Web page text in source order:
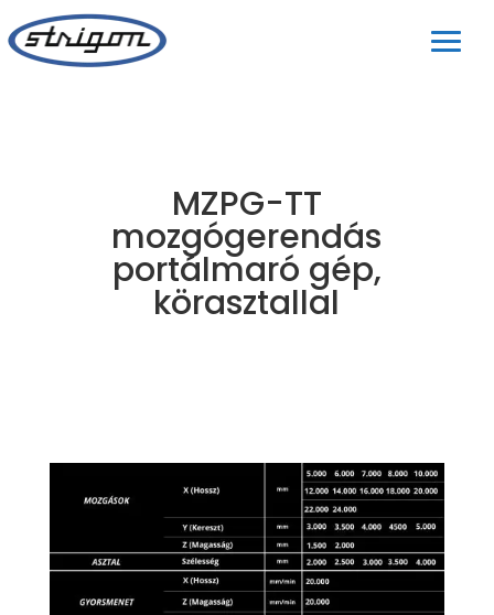
MZPG-TT
mozgógerendás
portálmaró gép,
körasztallal